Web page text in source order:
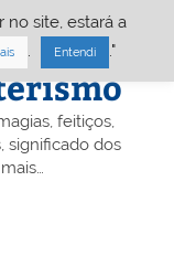
feitiços,
significado dos
no site, estará a
Entendi ."